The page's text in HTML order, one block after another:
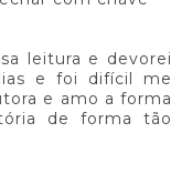
leitura e devorei
e foi difícil me
e amo a forma
de forma tão